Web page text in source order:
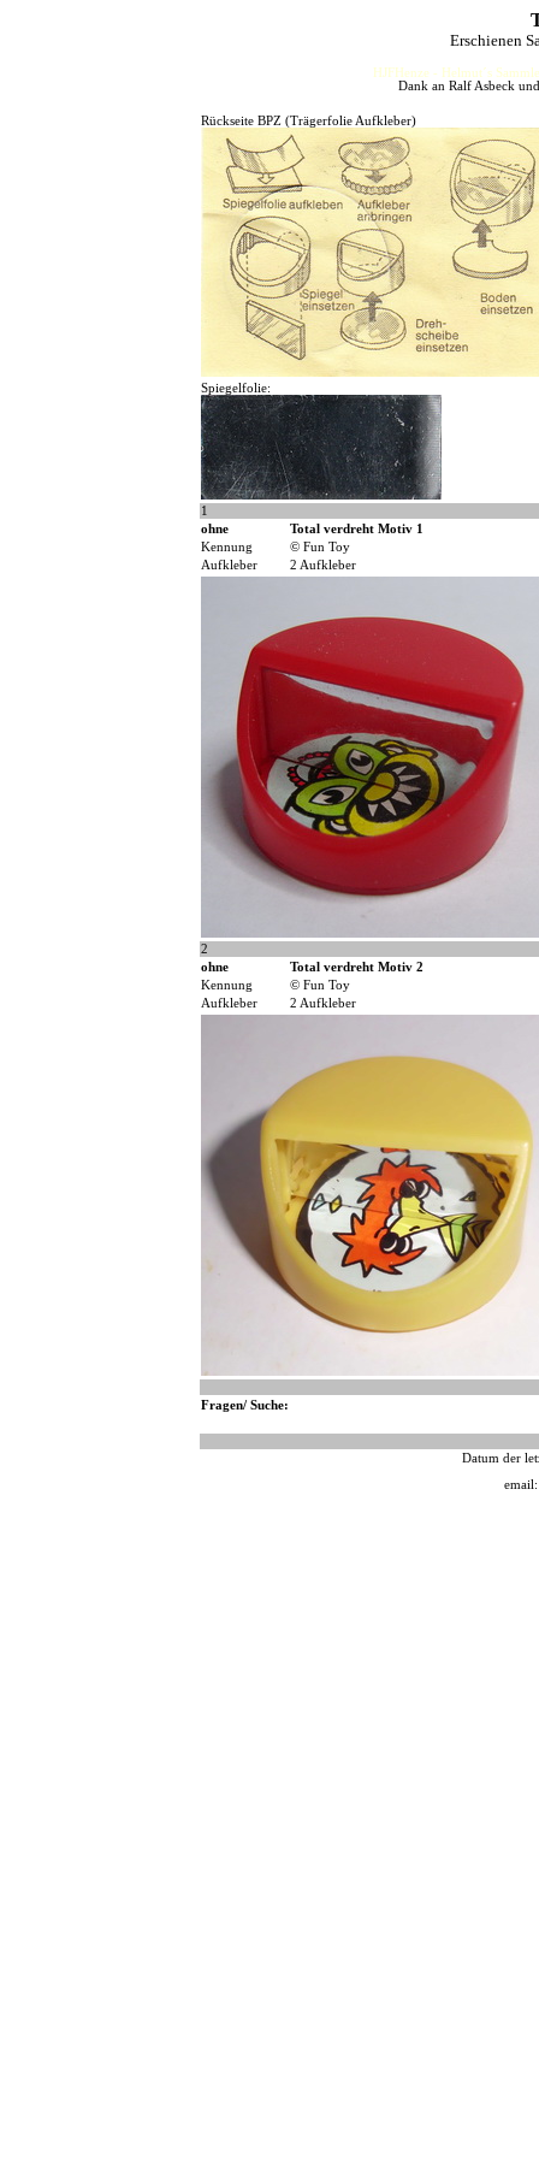
Erschienen
HJFHenze - Helmut´s
Dank an Ralf Asbeck
Rückseite BPZ (Trägerfolie Aufkleber)
Spiegelfolie:
1
ohne
Total verdreht Motiv 1
Kennung
© Fun Toy
Aufkleber
2 Aufkleber
2
ohne
Total verdreht Motiv 2
Kennung
© Fun Toy
Aufkleber
2 Aufkleber
Fragen/ Suche:
Datum der